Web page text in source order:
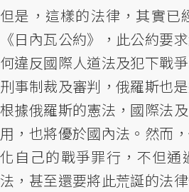
但是，這樣的法律，其實已
《日內瓦公約》，此公約要
何違反國際人道法及犯下戰
刑事制裁及審判，俄羅斯也
根據俄羅斯的憲法，國際法
用，也將優於國內法。然而
化自己的戰爭罪行，不但通
法，甚至還要將此荒誕的法